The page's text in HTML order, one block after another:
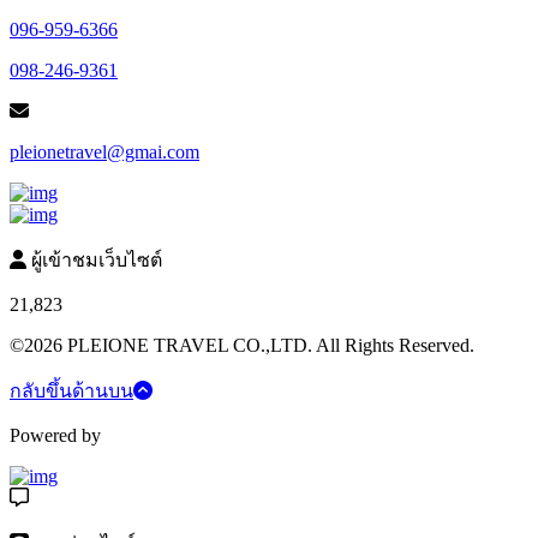
096-959-6366
098-246-9361
pleionetravel@gmai.com
ผู้เข้าชมเว็บไซต์
21,823
©2026 PLEIONE TRAVEL CO.,LTD. All Rights Reserved.
กลับขึ้นด้านบน
Powered by